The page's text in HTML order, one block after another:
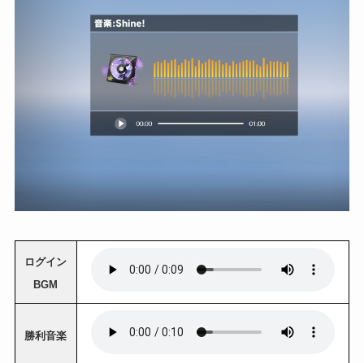
ログイン
BGM
勝利音楽